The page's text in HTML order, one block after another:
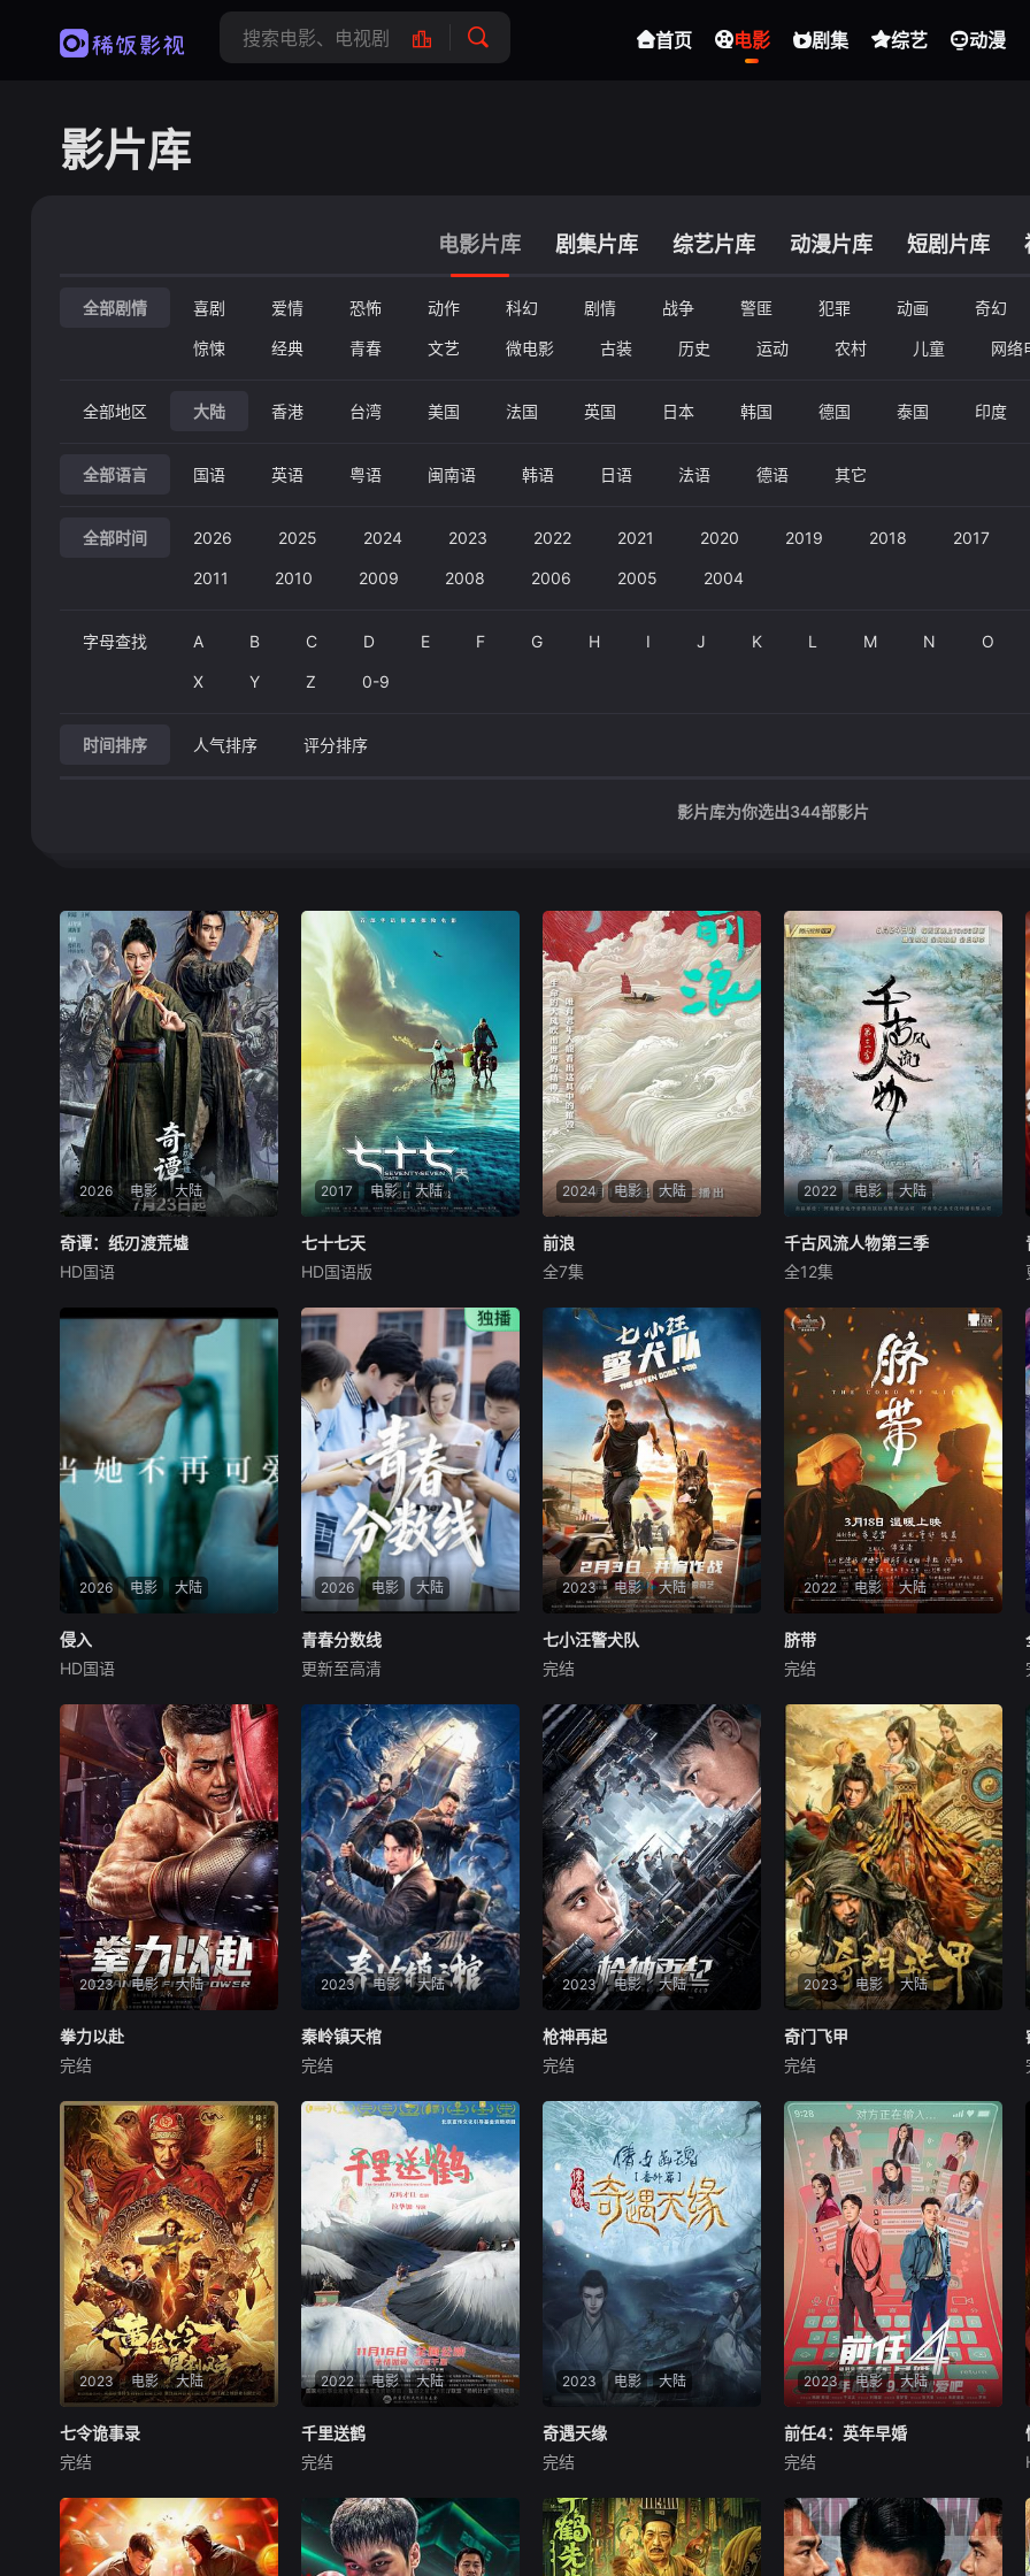
首页 电影 剧集 综艺 动漫
影片库
电影片库 剧集片库 综艺片库 动漫片库 短剧片库
全部剧情 喜剧 爱情 恐怖 动作 科幻 剧情 战争 警匪 犯罪 动画 奇幻
惊悚 经典 青春 文艺 微电影 古装 历史 运动 农村 儿童 网络
全部地区 大陆 香港 台湾 美国 法国 英国 日本 韩国 德国 泰国 印度
全部语言 国语 英语 粤语 闽南语 韩语 日语 法语 德语 其它
全部时间 2026 2025 2024 2023 2022 2021 2020 2019 2018 2017
2011 2010 2009 2008 2006 2005 2004
字母查找 A B C D E F G H I J K L M N O
X Y Z 0-9
时间排序 人气排序 评分排序
影片库为你选出344部影片
2026 电影 大陆
奇谭：纸刃渡荒墟
未知
失忆的御纸师白小满救下
了遭遇追杀、只剩三天时间寻
齐宝物复原人身的半纸人胡不
归，决定陪他一同历险并找回
自己失去的记忆。两人依靠虎
符进入隐市寻找无根水，在此
和被百年执念困住的梦婆（梦
如意）相遇，了解到
奇谭：纸刃渡荒墟
HD国语
2017 电影 大陆
七十七天
江一燕
电影《七十七天》是以探
险作家杨柳松77天孤身穿越羌
塘无人区的真实事迹为蓝本创
作。电影中，在生活里迷失了
自我的男主徘徊在雪域高原独
闯无人区，影片女主身体残疾
仍然乐观面对生活，她让他坚
定了去尝试世人眼
七十七天
HD国语版
2024 电影 大陆
前浪
内详
1963年是人口学意义上中
国第一次“婴儿潮”，当年出生
了近三千万人。当下，这批
“婴儿潮”期间出生的人，即将
退休，也标志着中国社会的老
龄化将开启加速模式，预计到
2035年进入重度老龄化社
会。纪录片《
前浪
全7集
2022 电影 大陆
千古风流人物第三季
耿力树
《千古风流人物第三季》
是河南教育电子音像出版社与
河南华之杰文化传播有限公司
合作拍摄的一部大型历史文化
纪录片。制片人王子龙，总导
演海金星，艺术总监王遥远，
导演房倩、叶静、王遥远，摄
影指导岳川。第三季
千古风流人物第三季
全12集
2026 电影 大陆
侵入
未知
暂无剧情介绍
侵入
HD国语
2026 电影 大陆
青春分数线
未知
暂无简介
青春分数线
更新至高清
2023 电影 大陆
七小汪警犬队
王韬
身为警校优秀毕业生的钱
小天（王韬饰）一心想加入刑
警队，干一番事业，却被分配
到警犬队，与警犬“饺子”成为
朝夕相处的战友。但傲娇的饺
子似乎并不听话，小天也屡次
犯错被队里批评。眼看同届毕
业的李可（童苡萱
七小汪警犬队
完结
2022 电影 大陆
脐带
巴德玛
音乐人阿鲁斯（伊德尔
饰）因不满哥哥对患有阿茨海
默症的母亲（巴德玛饰）的照
顾方式，决心带她返回草原，
去寻找母亲记忆中的家。为了
防止母亲走失，阿鲁斯用一根
绳子系在两人腰间。似脐带一
般的连接，建立起了一
脐带
完结
2023 电影 大陆
拳力以赴
陈奕名
电影《拳力以赴》视角独
特,以拳击为主导线,讲述了男
女主角冲破困境,坚持不懈,砥
砺前行,各自攀上“巅峰“的故
事。
拳力以赴
完结
2023 电影 大陆
秦岭镇天棺
贺刚
民国初年，一颗陨石滑落长
空，落入秦岭之地，意外引出
神秘古墓，传闻古墓中藏有价
值连城的珍宝。彼时军阀割
据，为了获得秘藏以充军费，
汤司令迅速派人封锁了现场。
那时民间有卖国求荣之辈，也
有愿为国家奔走努力之人
秦岭镇天棺
完结
2023 电影 大陆
枪神再起
耿艺展
曾经的电竞老炮不愿意儿
子重蹈自己的覆辙，因此两人
发生了激烈争吵，争执中父亲
被电击中，返老还童回到了二
十岁。年轻后的父亲找到昔日
战友组建战队想用实力打败儿
子，在后续的彼此对抗中，父
亲逐渐发现了儿子的
枪神再起
完结
2023 电影 大陆
奇门飞甲
何其炜
王小侠本是一个胸无大志讨生
活的小镇青年，与父亲老瞎子
生活在十隐镇，唯一的愿望就
是能治好父亲的眼疾。一次偶
然王小侠邂逅了沈蓝儿，并意
外卷入了一场阴谋中。王小侠
来到奇隐门，最终发现了他被
隐瞒的身世
奇门飞甲
完结
2023 电影 大陆
七令诡事录
任子豪
华容县因黄金七令受到诅
咒，陆县长请来道士清除邪
祟，不料道士陈皮和四位师弟
离奇惨死。这一奇异事件在华
七令诡事录
完结
2022 电影 大陆
千里送鹤
影片讲述了一个青海高原
藏区村落，少年多杰和姐姐格
桑与奶奶一同生活。早年失去
千里送鹤
完结
2023 电影 大陆
奇遇天缘
苏晨
人灵两界共处于世，矛盾
积怨已久，互相残害，彼此不
容。书生陈才宁求学归来途
中，偶遇女灵青女。相处过程
奇遇天缘
完结
2023 电影 大陆
前任4：英年早婚
韩庚
孟云（韩庚饰）和余飞
（郑恺饰）这对难兄难弟，在
历经情场的洗礼之后，终于来
到了谈婚论嫁的年纪。正在经
前任4：英年早婚
完结